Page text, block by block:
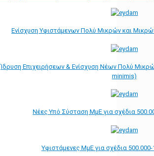
Ενίσχυση Υφιστάμενων Πολύ Μικρών και
Ίδρυση Επιχειρήσεων & Ενίσχυση Νέων Πολύ
minimis)
Νέες Υπό Σύσταση ΜμΕ για σχέδια
Υφιστάμενες ΜμΕ για σχέδια